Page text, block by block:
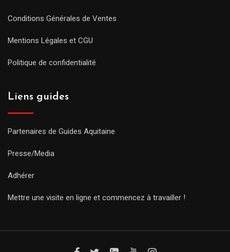
Conditions Générales de Ventes
Mentions Légales et CGU
Politique de confidentialité
Liens guides
Partenaires de Guides Aquitaine
Presse/Media
Adhérer
Mettre une visite en ligne et commencez à travailler !